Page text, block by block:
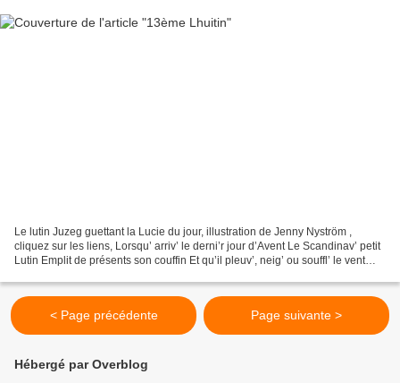
Le lutin Juzeg guettant la Lucie du jour, illustration de Jenny Nyström ,
cliquez sur les liens, Lorsqu’ arriv’ le derni’r jour d’Avent Le Scandinav’ petit
Lutin Emplit de présents son couffin Et qu’il pleuv’, neig’ ou souffl’ le vent
< Page précédente Page suivante >
Hébergé par Overblog